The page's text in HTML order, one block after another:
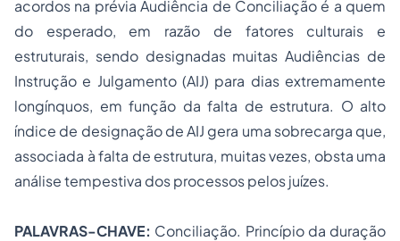
acordos na prévia Audiência de Conciliação é a quem
do esperado, em razão de fatores culturais e
estruturais, sendo designadas muitas Audiências de
Instrução e Julgamento (AIJ) para dias extremamente
longínquos, em função da falta de estrutura. O alto
índice de designação de AIJ gera uma sobrecarga que,
associada à falta de estrutura, muitas vezes, obsta uma
análise tempestiva dos processos pelos juízes.
PALAVRAS-CHAVE: Conciliação. Princípio da duração